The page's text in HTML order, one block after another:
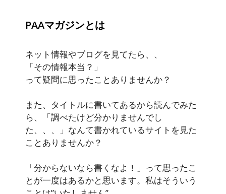
PAAマガジンとは
ネット情報やブログを見てたら、、
「その情報本当？」
って疑問に思ったことありませんか？
また、タイトルに書いてあるから読んでみた
ら、「調べたけど分かりませんでし
た、、、」なんて書かれているサイトを見た
ことありませんか？
「分からないなら書くなよ！」って思ったこ
とが一度はあるかと思います。私はそういう